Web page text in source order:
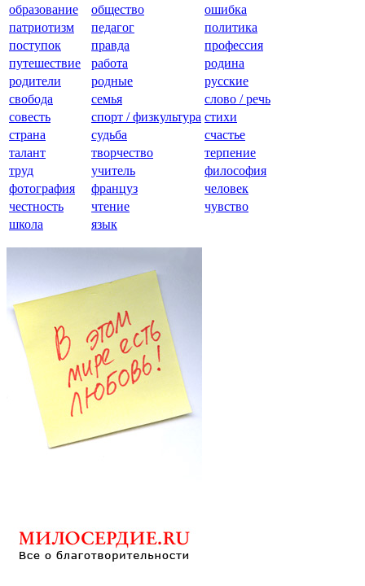
образование
общество
ошибка
патриотизм
педагог
политика
поступок
правда
профессия
путешествие
работа
родина
родители
родные
русские
свобода
семья
слово / речь
совесть
спорт / физкультура стихи
страна
судьба
счастье
талант
творчество
терпение
труд
учитель
философия
фотография
француз
человек
честность
чтение
чувство
школа
язык